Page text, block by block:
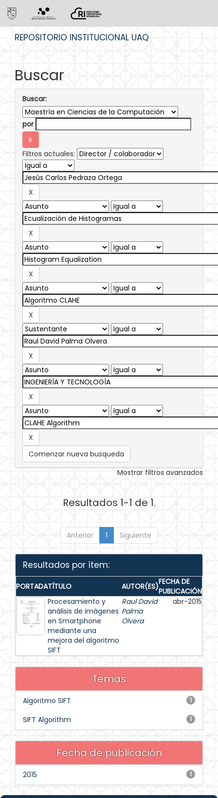
REPOSITORIO INSTITUCIONAL UAQ
Buscar
Buscar:
por
Filtros actuales:
Comenzar nueva busqueda
Mostrar filtros avanzados
Resultados 1-1 de 1.
Anterior 1 Siguiente
Resultados por ítem:
PORTADATÍTULO AUTOR(ES)FECHA DE
PUBLICACIÓN
Procesamiento y
análisis de imágenes
en Smartphone
mediante una
mejora del algoritmo
SIFT
Raul David
Palma
Olvera
abr-2015
Temas
1
Algoritmo SIFT
1
SIFT Algorithm
Fecha de publicación
1
2015